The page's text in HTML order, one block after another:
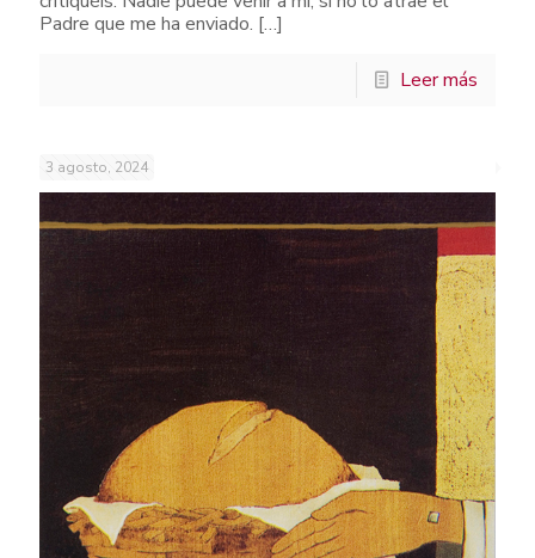
Padre que me ha enviado. […]
Leer más
3 agosto, 2024